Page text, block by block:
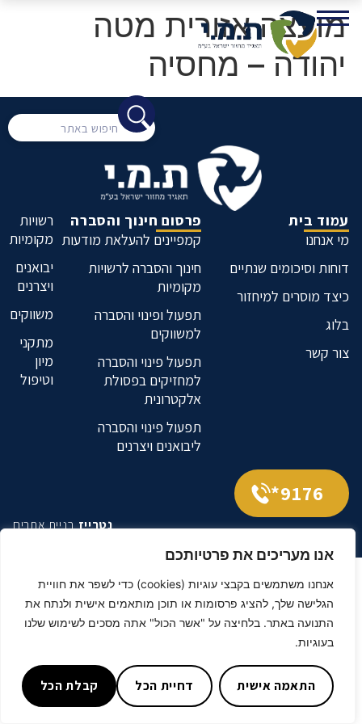
אנו מעריכים את פרטיותכם
אנחנו משתמשים בקבצי עוגיות (cookies) כדי לשפר את חוויית
הגלישה שלך, להציג פרסומות או תוכן מותאמים אישית ולנתח את
התנועה באתר. בלחיצה על "אשר הכול" אתה מסכים לשימוש שלנו
בעוגיות.
התאמה אישית דחיית הכל קבלת הכל
מועצה אזורית מטה
יהודה – מחסיה
עמוד בית
מי אנחנו
דוחות וסיכומים שנתיים
כיצד מוסרים למיחזור
בלוג
צור קשר
פרסום חינוך והסברה
קמפיינים להעלאת מודעות
חינוך והסברה לרשויות
מקומיות
תפעול ופינוי והסברה
למשווקים
תפעול פינוי והסברה
למחזיקים בפסולת
אלקטרונית
תפעול פינוי והסברה
ליבואנים ויצרנים
רשויות
מקומיות
יבואנים
ויצרנים
משווקים
מתקני
מיון
וטיפול
9176*
נטרייזבניית אתרים